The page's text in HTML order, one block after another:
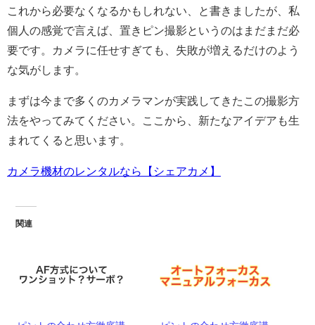
これから必要なくなるかもしれない、と書きましたが、私
個人の感覚で言えば、置きピン撮影というのはまだまだ必
要です。カメラに任せすぎても、失敗が増えるだけのよう
な気がします。
まずは今まで多くのカメラマンが実践してきたこの撮影方
法をやってみてください。ここから、新たなアイデアも生
まれてくると思います。
カメラ機材のレンタルなら【シェアカメ】
関連